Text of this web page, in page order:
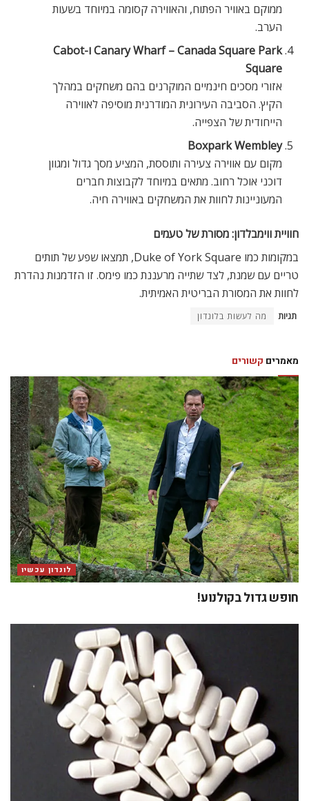
ממוקם באוויר הפתוח, והאווירה קסומה במיוחד בשעות
הערב.
Canary Wharf – Canada Square Park ו-Cabot
Square
אזורי מסכים חינמיים המוקרנים בהם משחקים במהלך
הקיץ. הסביבה העירונית המודרנית מוסיפה לאווירה
הייחודית של הצפייה.
Boxpark Wembley
מקום עם אווירה צעירה ותוססת, המציע מסך גדול ומגוון
דוכני אוכל רחוב. מתאים במיוחד לקבוצות חברים
המעוניינות לחוות את המשחקים באווירה חיה.
חוויית ווימבלדון: מסורת של טעמים
במקומות כמו Duke of York Square, תמצאו שפע של תותים
טריים עם שמנת, לצד שתייה מרעננת כמו פימס. זו הזדמנות נהדרת
לחוות את המסורת הבריטית האמיתית.
תגיות מה לעשות בלונדון
מאמרים קשורים
לונדון עכשיו
חופש גדול בקולנוע!